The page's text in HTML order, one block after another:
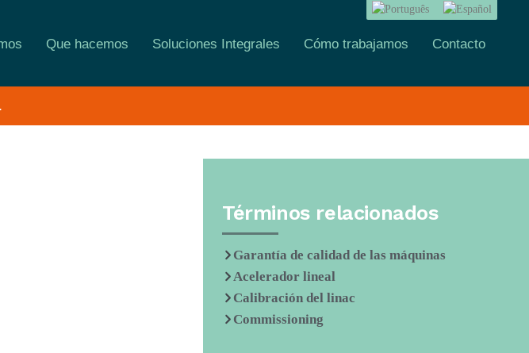
Que hacemos Soluciones Integrales Cómo trabajamos Contacto
Términos relacionados
Garantía de calidad de las máquinas
Acelerador lineal
Calibración del linac
Commissioning